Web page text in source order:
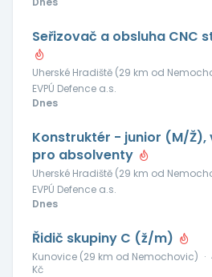
Seřizovač a obsluha CNC
Uherské Hradiště (29 km od
EVPÚ Defence a.s.
Dnes
Konstruktér - junior (M/Ž),
pro absolventy
Uherské Hradiště (29 km od
EVPÚ Defence a.s.
Dnes
Řidič skupiny C (ž/m)
Kunovice (29 km od Nemochovic) ·
Kč